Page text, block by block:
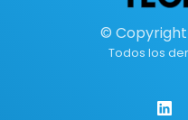
© Copyright
Todos los